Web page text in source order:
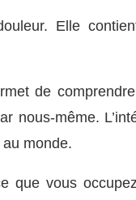
Elle
de
nous-même.
monde.
que vous